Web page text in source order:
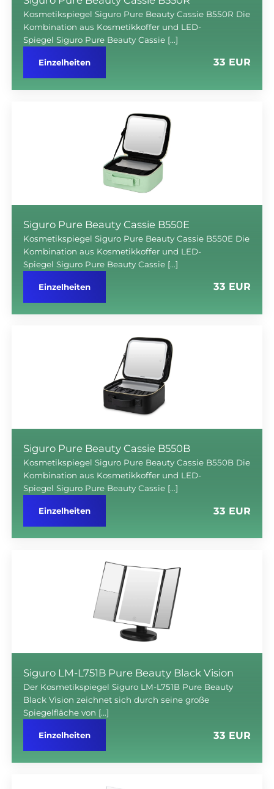
Kosmetikspiegel Siguro Pure Beauty Cassie B550R Die
Kombination aus Kosmetikkoffer und LED-
Spiegel Siguro Pure Beauty Cassie […]
Einzelheiten 33 EUR
Siguro Pure Beauty Cassie B550E
Kosmetikspiegel Siguro Pure Beauty Cassie B550E Die
Kombination aus Kosmetikkoffer und LED-
Spiegel Siguro Pure Beauty Cassie […]
Einzelheiten 33 EUR
Siguro Pure Beauty Cassie B550B
Kosmetikspiegel Siguro Pure Beauty Cassie B550B Die
Kombination aus Kosmetikkoffer und LED-
Spiegel Siguro Pure Beauty Cassie […]
Einzelheiten 33 EUR
Siguro LM-L751B Pure Beauty Black Vision
Der Kosmetikspiegel Siguro LM-L751B Pure Beauty
Black Vision zeichnet sich durch seine große
Spiegelfläche von […]
Einzelheiten 33 EUR